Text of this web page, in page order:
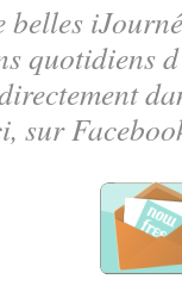
belles
quotidiens
sur